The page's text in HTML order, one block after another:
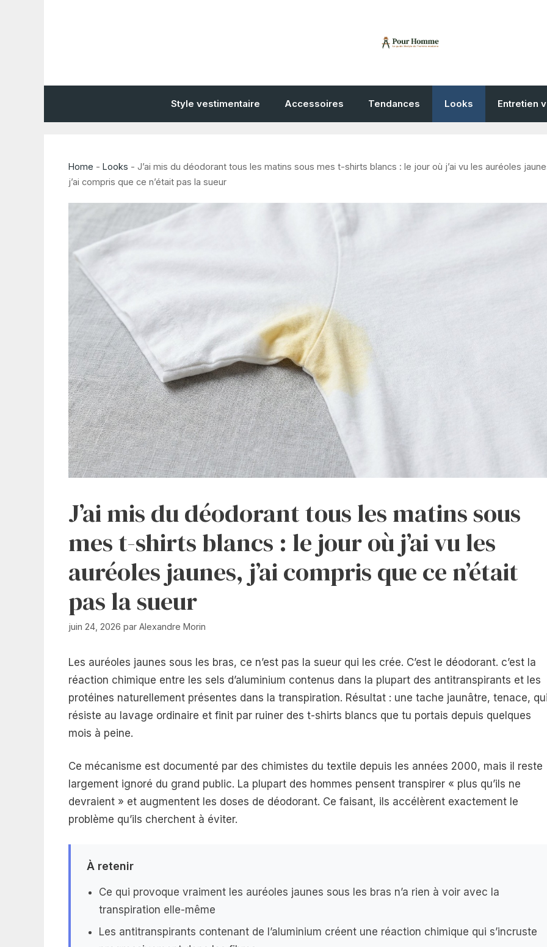
Style vestimentaire Accessoires Tendances Looks Entretien
Home - Looks - J’ai mis du déodorant tous les matins sous mes t-shirts blancs : le jour où j’ai vu les auréoles
j’ai compris que ce n’était pas la sueur
J’ai mis du déodorant tous les matins sous
mes t-shirts blancs : le jour où j’ai vu les
auréoles jaunes, j’ai compris que ce n’était
pas la sueur
juin 24, 2026 par Alexandre Morin
Les auréoles jaunes sous les bras, ce n’est pas la sueur qui les crée. C’est le déodorant. c’est la
réaction chimique entre les sels d’aluminium contenus dans la plupart des antitranspirants et les
protéines naturellement présentes dans la transpiration. Résultat : une tache jaunâtre, tenace,
résiste au lavage ordinaire et finit par ruiner des t-shirts blancs que tu portais depuis quelques
mois à peine.
Ce mécanisme est documenté par des chimistes du textile depuis les années 2000, mais il reste
largement ignoré du grand public. La plupart des hommes pensent transpirer « plus qu’ils ne
devraient » et augmentent les doses de déodorant. Ce faisant, ils accélèrent exactement le
problème qu’ils cherchent à éviter.
À retenir
Ce qui provoque vraiment les auréoles jaunes sous les bras n’a rien à voir avec la
transpiration elle-même
Les antitranspirants contenant de l’aluminium créent une réaction chimique qui s’incruste